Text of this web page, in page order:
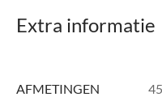
Extra informatie
AFMETINGEN